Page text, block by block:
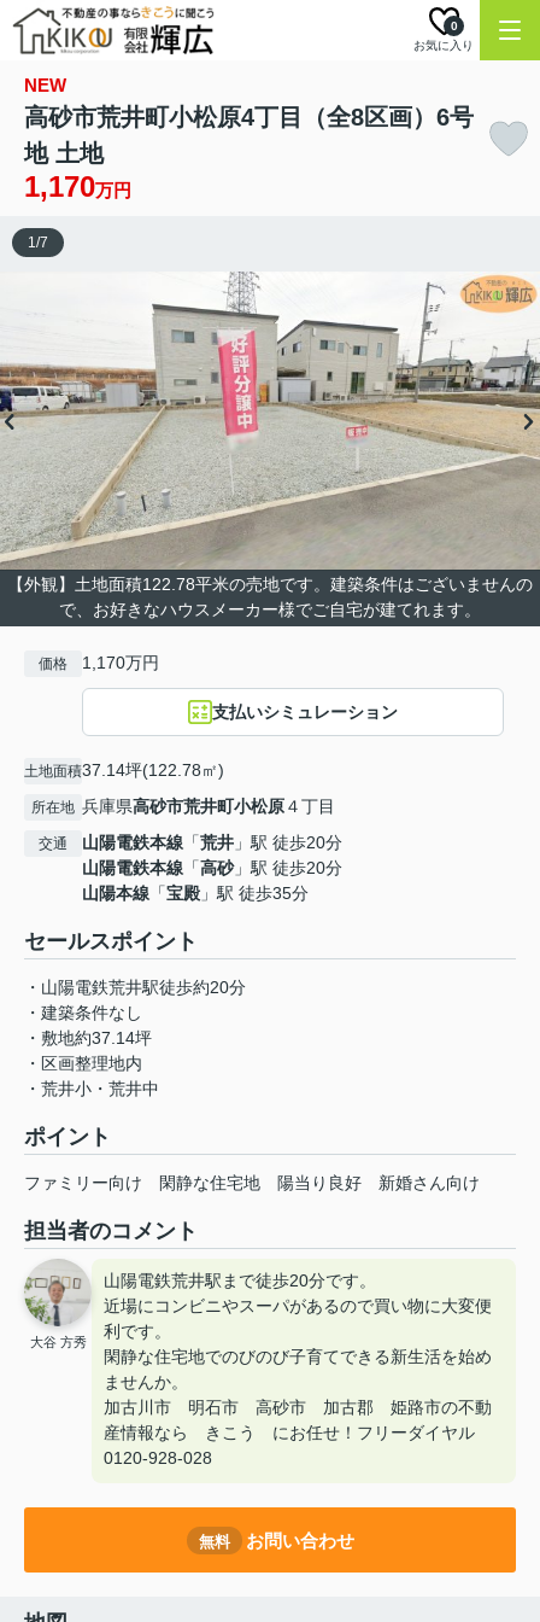
お気に入り
0
NEW
高砂市荒井町小松原4丁目（全8区画）6号
地 土地
1,170万円
【外観】土地面積122.78平米の売地です。建築条件はございませんの
で、お好きなハウスメーカー様でご自宅が建てれます。
1/7
価格 1,170万円
支払いシミュレーション
土地面積37.14坪(122.78㎡)
所在地 兵庫県高砂市荒井町小松原４丁目
交通 山陽電鉄本線 「荒井 」駅 徒歩20分
山陽電鉄本線 「高砂」駅 徒歩20分
山陽本線 「宝殿 」駅 徒歩35分
セールスポイント
・山陽電鉄荒井駅徒歩約20分
・建築条件なし
・敷地約37.14坪
・区画整理地内
・荒井小・荒井中
ポイント
ファミリー向け 閑静な住宅地 陽当り良好 新婚さん向け
担当者のコメント
大谷 方秀
山陽電鉄荒井駅まで徒歩20分です。
近場にコンビニやスーパがあるので買い物に大変便
利です。
閑静な住宅地でのびのび子育てできる新生活を始め
ませんか。
加古川市 明石市 高砂市 加古郡 姫路市の不動
産情報なら きこう にお任せ！フリーダイヤル
0120-928-028
無料 お問い合わせ